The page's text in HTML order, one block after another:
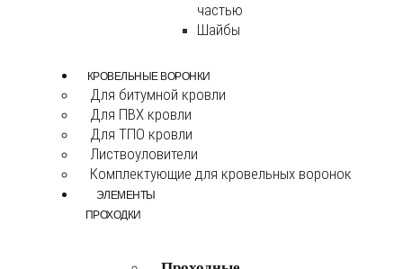
частью
Шайбы
КРОВЕЛЬНЫЕ ВОРОНКИ
Для битумной кровли
Для ПВХ кровли
Для ТПО кровли
Листвоуловители
Комплектующие для кровельных воронок
ЭЛЕМЕНТЫ
ПРОХОДКИ